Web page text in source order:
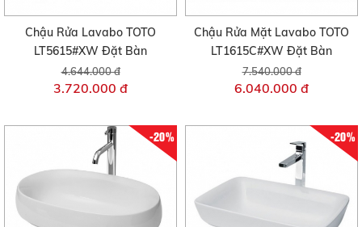
Chậu Rửa Lavabo TOTO
LT5615#XW Đặt Bàn
4.644.000 đ
3.720.000 đ
Chậu Rửa Mặt Lavabo TOTO
LT1615C#XW Đặt Bàn
7.540.000 đ
6.040.000 đ
-20% -20%